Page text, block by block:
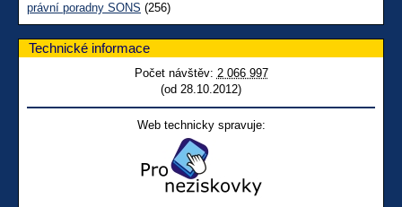
právní poradny SONS (256)
Technické informace
Počet návštěv: 2 066 997
(od 28.10.2012)
Web technicky spravuje: